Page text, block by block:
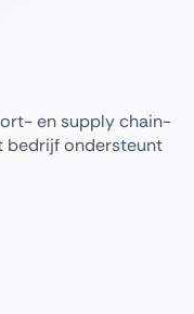
en supply chain-
bedrijf ondersteunt